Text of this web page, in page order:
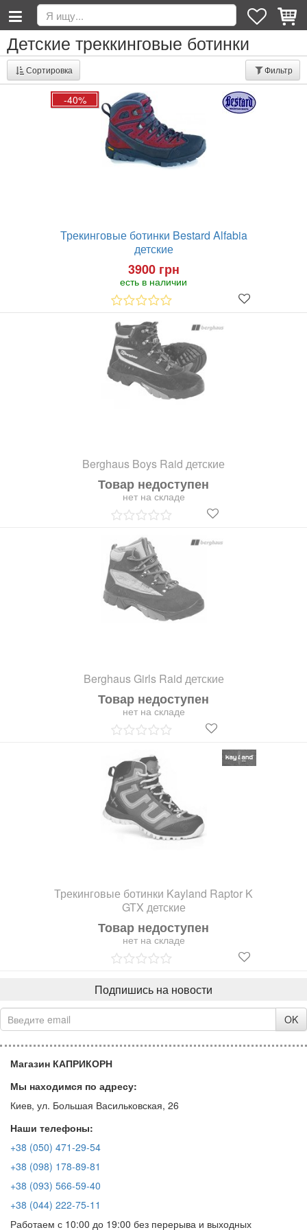
Детские треккинговые ботинки
Сортировка Фильтр
-40%
Трекинговые ботинки Bestard Alfabia
детские
3900 грн
есть в наличии
Berghaus Boys Raid детские
Товар недоступен
нет на складе
Berghaus Girls Raid детские
Товар недоступен
нет на складе
Трекинговые ботинки Kayland Raptor K
GTX детские
Товар недоступен
нет на складе
Подпишись на новости
OK
Магазин КАПРИКОРН
Мы находимся по адресу:
Киев, ул. Большая Васильковская, 26
Наши телефоны:
+38 (050) 471-29-54
+38 (098) 178-89-81
+38 (093) 566-59-40
+38 (044) 222-75-11
Работаем с 10:00 до 19:00 без перерыва и выходных